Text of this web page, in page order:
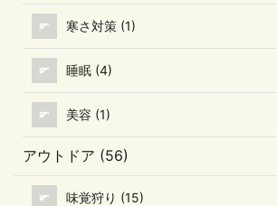
寒さ対策 (1)
睡眠 (4)
美容 (1)
アウトドア (56)
味覚狩り (15)